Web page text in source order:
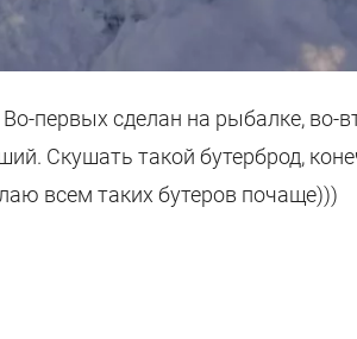
первых сделан на рыбалке, во-
Скушать такой бутерброд,
всем таких бутеров почаще)))